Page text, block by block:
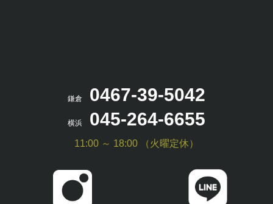
鎌倉 0467-39-5042
横浜 045-264-6655
11:00 ～ 18:00 （火曜定休）